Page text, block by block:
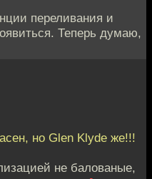
переливания и
Теперь думаю,
но Glen Klyde же!!!
не балованые,